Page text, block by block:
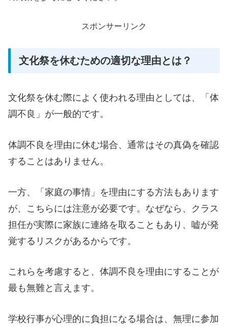
スポンサーリンク
文化祭を休むための適切な理由とは？
文化祭を休む際によく使われる理由としては、「体
調不良」が一般的です。
体調不良を理由に休む場合、通常はその真偽を確認
することはありません。
一方、「家庭の事情」を理由にする方法もあります
が、こちらには注意が必要です。なぜなら、クラス
担任が実際に家族に連絡を取ることもあり、嘘が発
覚するリスクがあるからです。
これらを考慮すると、体調不良を理由にすることが
最も無難と言えます。
学校行事が心理的に負担になる場合は、無理に参加